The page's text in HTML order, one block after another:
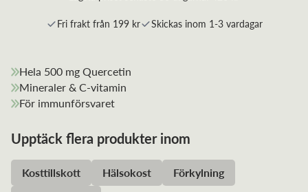
Fri frakt från 199 kr Skickas inom 1-3 vardagar
Hela 500 mg Quercetin
Mineraler & C-vitamin
För immunförsvaret
Upptäck flera produkter inom
Kosttillskott Hälsokost
Förkylning